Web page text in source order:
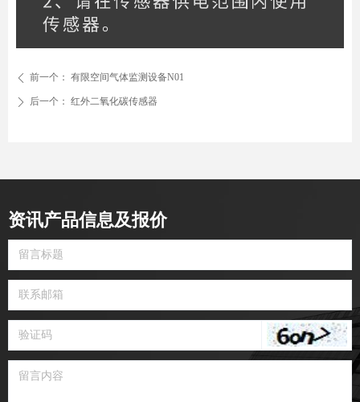
ꄴ 前一个： 有限空间气体监测设备N01
ꄲ 后一个： 红外二氧化碳传感器
资讯产品信息及报价